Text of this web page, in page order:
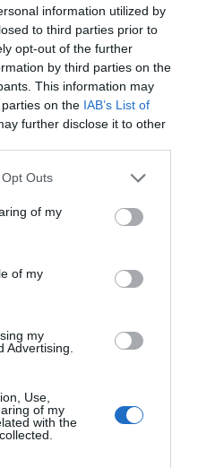
information utilized by
to third parties prior to
opt-out of the further
by third parties on the
This information may
on the IAB’s List of
further disclose it to other
uses one or more Google
You may click to
and its third-party tags to
purposes in below Google
Outs
of my
of my
my
Advertising.
Use,
of my
with the
τιμή